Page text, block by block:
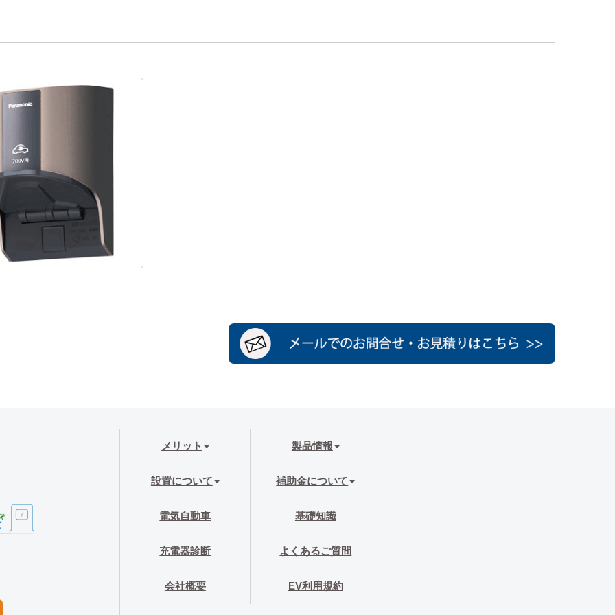
メリット 製品情報
設置について 補助金について
電気自動車 基礎知識
充電器診断 よくあるご質問
会社概要 EV利用規約